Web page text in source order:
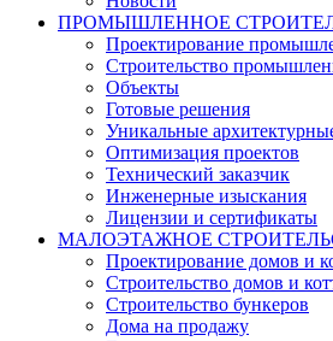
ПРОМЫШЛЕННОЕ
Проектирование
Строительство
Объекты
Готовые решения
Уникальные
Оптимизация проектов
Технический заказчик
Инженерные изыскания
Лицензии и сертификаты
МАЛОЭТАЖНОЕ
Проектирование домов и
Строительство домов и
Строительство бункеров
Дома на продажу